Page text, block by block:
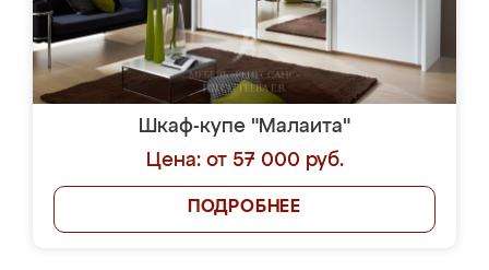
Шкаф-купе "Малаита"
Цена: от 57 000 руб.
ПОДРОБНЕЕ